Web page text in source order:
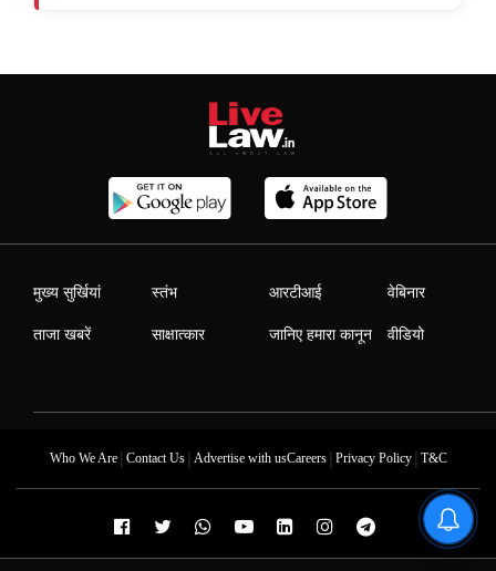
मुख्य सुर्खियां
ताजा खबरें
स्तंभ
साक्षात्कार
आरटीआई
जानिए हमारा कानून
वेबिनार
वीडियो
Who We Are| Contact Us| Advertise with usCareers| Privacy Policy| T&C